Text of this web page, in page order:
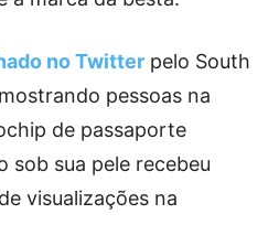
no Twitter pelo South
pessoas na
de passaporte
sob sua pele recebeu
visualizações na